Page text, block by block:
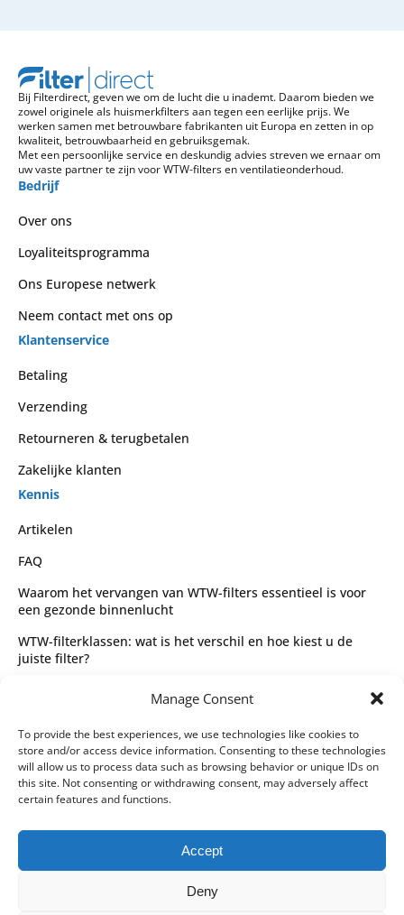
Manage Consent
To provide the best experiences, we use technologies like cookies to
store and/or access device information. Consenting to these technologies
will allow us to process data such as browsing behavior or unique IDs on
this site. Not consenting or withdrawing consent, may adversely affect
certain features and functions.
Accept
Deny
Bij Filterdirect, geven we om de lucht die u inademt. Daarom bieden we
zowel originele als huismerkfilters aan tegen een eerlijke prijs. We
werken samen met betrouwbare fabrikanten uit Europa en zetten in op
kwaliteit, betrouwbaarheid en gebruiksgemak.
Met een persoonlijke service en deskundig advies streven we ernaar om
uw vaste partner te zijn voor WTW-filters en ventilatieonderhoud.
Bedrijf
Over ons
Loyaliteitsprogramma
Ons Europese netwerk
Neem contact met ons op
Klantenservice
Betaling
Verzending
Retourneren & terugbetalen
Zakelijke klanten
Kennis
Artikelen
FAQ
Waarom het vervangen van WTW-filters essentieel is voor
een gezonde binnenlucht
WTW-filterklassen: wat is het verschil en hoe kiest u de
juiste filter?
Complete gids voor WTW-filtertypes en het kiezen van de
Wettelijk
Algemene voorwaarden
Privacybeleid
Leveringspartners
Betaalmethoden